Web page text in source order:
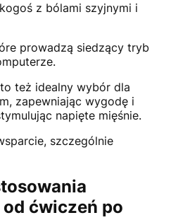
z bólami szyjnymi i
prowadzą siedzący tryb
też idealny wybór dla
zapewniając wygodę i
napięte mięśnie.
szczególnie
ćwiczeń po